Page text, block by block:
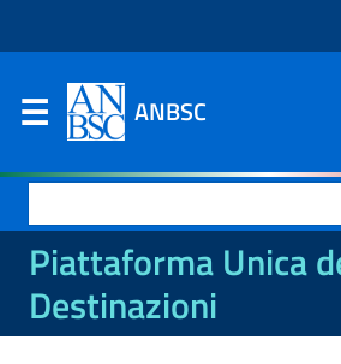
ANBSC
per:
Piattaforma Unica
Destinazioni